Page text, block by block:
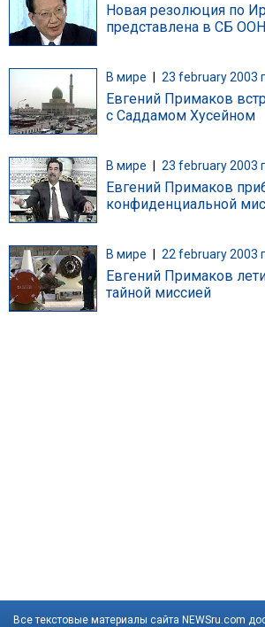
Новая резолюция по
представлена в СБ
В мире 23 february 2003
Евгений Примаков
с Саддамом Хусейном
В мире 23 february 2003
Евгений Примаков
конфиденциальной
В мире 22 february 2003
Евгений Примаков
тайной миссией
Все текстовые материалы сайта NEWSru.com